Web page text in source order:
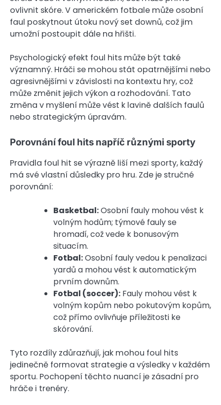
ovlivnit skóre. V americkém fotbale může osobní
faul poskytnout útoku nový set downů, což jim
umožní postoupit dále na hřišti.
Psychologický efekt foul hits může být také
významný. Hráči se mohou stát opatrnějšími nebo
agresivnějšími v závislosti na kontextu hry, což
může změnit jejich výkon a rozhodování. Tato
změna v myšlení může vést k lavině dalších faulů
nebo strategickým úpravám.
Porovnání foul hits napříč různými sporty
Pravidla foul hit se výrazně liší mezi sporty, každý
má své vlastní důsledky pro hru. Zde je stručné
porovnání:
Basketbal:Osobní fauly mohou vést k
volným hodům; týmové fauly se
hromadí, což vede k bonusovým
situacím.
Fotbal:Osobní fauly vedou k penalizaci
yardů a mohou vést k automatickým
prvním downům.
Fotbal (soccer): Fauly mohou vést k
volným kopům nebo pokutovým kopům,
což přímo ovlivňuje příležitosti ke
skórování.
Tyto rozdíly zdůrazňují, jak mohou foul hits
jedinečně formovat strategie a výsledky v každém
sportu. Pochopení těchto nuancí je zásadní pro
hráče i trenéry.